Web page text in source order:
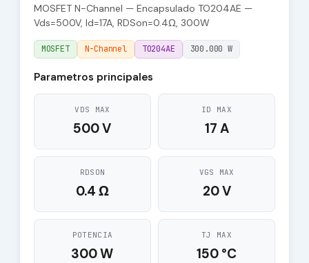
MOSFET N-Channel — Encapsulado TO204AE —
Vds=500V, Id=17A, RDSon=0.4Ω, 300W
MOSFET N-Channel TO204AE 300.000 W
Parametros principales
VDS MAX
500 V
ID MAX
17 A
RDSON
0.4 Ω
VGS MAX
20 V
POTENCIA
300 W
TJ MAX
150 °C